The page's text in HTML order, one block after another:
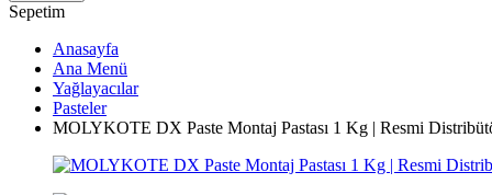
Sepetim
Anasayfa
Ana Menü
Yağlayacılar
Pasteler
MOLYKOTE DX Paste Montaj Pastası 1 Kg | Resmi